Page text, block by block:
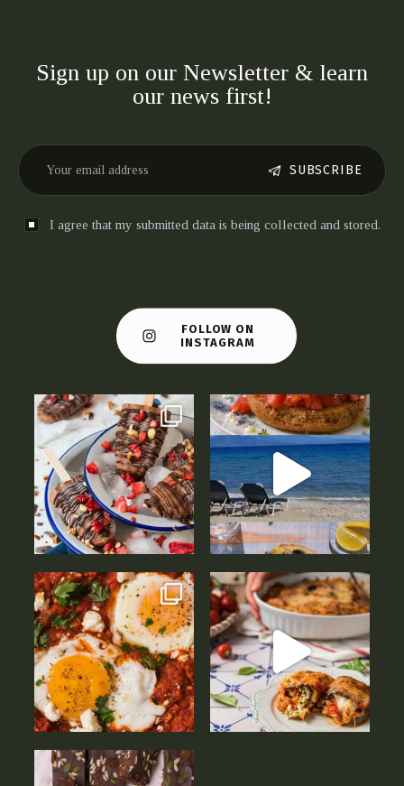
Sign up on our Newsletter & learn
our news first!
SUBSCRIBE
I agree that my submitted data is being collected and stored.
FOLLOW ON
INSTAGRAM